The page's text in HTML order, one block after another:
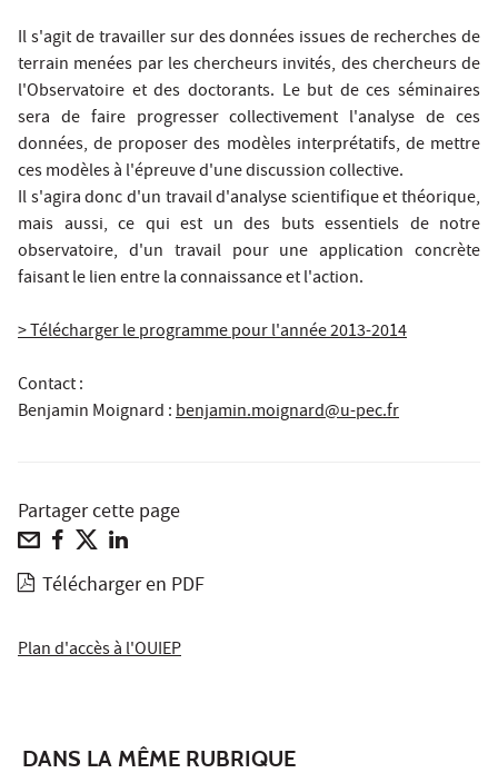
Il s'agit de travailler sur des données issues de recherches de
terrain menées par les chercheurs invités, des chercheurs de
l'Observatoire et des doctorants. Le but de ces séminaires
sera de faire progresser collectivement l'analyse de ces
données, de proposer des modèles interprétatifs, de mettre
ces modèles à l'épreuve d'une discussion collective.
Il s'agira donc d'un travail d'analyse scientiﬁque et théorique,
mais aussi, ce qui est un des buts essentiels de notre
observatoire, d'un travail pour une application concrète
faisant le lien entre la connaissance et l'action.
> Télécharger le programme pour l'année 2013-2014
Contact :
Benjamin Moignard :benjamin.moignard@u-pec.fr
Partager cette page
Télécharger en PDF
Plan d'accès à l'OUIEP
DANS LA MÊME RUBRIQUE